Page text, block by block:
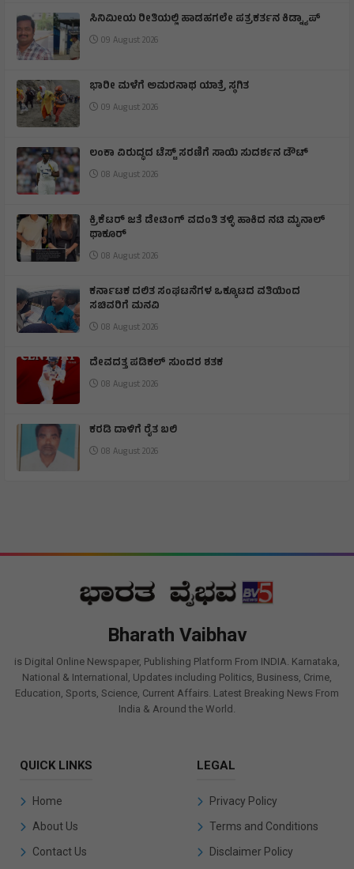
ಸಿನಿಮೀಯ ರೀತಿಯಲ್ಲಿ ಹಾಡಹಗಲೇ ಪತ್ರಕರ್ತನ ಕಿಡ್ನ್ಯಾಪ್
09 August 2026
ಭಾರೀ ಮಳೆಗೆ ಅಮರನಾಥ ಯಾತ್ರೆ ಸ್ಥಗಿತ
09 August 2026
ಲಂಕಾ ವಿರುದ್ಧದ ಟೆಸ್ಟ್ ಸರಣಿಗೆ ಸಾಯಿ ಸುದರ್ಶನ ಡೌಟ್
08 August 2026
ಕ್ರಿಕೆಟರ್ ಜತೆ ಡೇಟಿಂಗ್ ವದಂತಿ ತಳ್ಳಿ ಹಾಕಿದ ನಟಿ ಮೃನಾಲ್
ಥಾಕೂರ್
08 August 2026
ಕರ್ನಾಟಕ ದಲಿತ ಸಂಘಟನೆಗಳ ಒಕ್ಕೂಟದ ವತಿಯಿಂದ
ಸಚಿವರಿಗೆ ಮನವಿ
08 August 2026
ದೇವದತ್ತ ಪಡಿಕಲ್ ಸುಂದರ ಶತಕ
08 August 2026
ಕರಡಿ ದಾಳಿಗೆ ರೈತ ಬಲಿ
08 August 2026
Bharath Vaibhav
is Digital Online Newspaper, Publishing Platform From INDIA. Karnataka,
National & International, Updates including Politics, Business, Crime,
Education, Sports, Science, Current Affairs. Latest Breaking News From
India & Around the World.
QUICK LINKS
Home
About Us
Contact Us
LEGAL
Privacy Policy
Terms and Conditions
Disclaimer Policy